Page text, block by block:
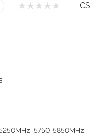
CS
5750-5850MHz